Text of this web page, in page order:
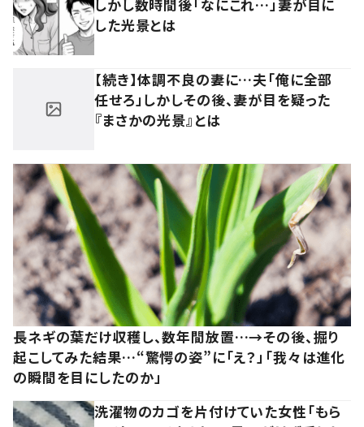
しかし数時間後「なにこれ…」妻が目に
した光景とは
【続き】体調不良の妻に…夫「俺に全部
任せろ」しかしその後、妻が目を疑った
『まさかの光景』とは
長ネギの葉だけ収穫し、数年間放置…→その後、掘り
起こしてみた結果…“驚愕の姿”に「え？」「我々は進化
の瞬間を目にしたのか」
洗濯物のカゴを片付けていた女性「もら